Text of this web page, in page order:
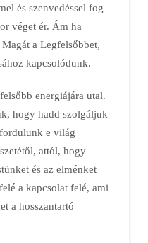
és szenvedéssel fog
véget ér. Ám ha
a Legfelsőbbet,
kapcsolódunk.
energiájára utal.
hogy hadd szolgáljuk
e világ
attól, hogy
és az elménket
a kapcsolat felé, ami
a hosszantartó